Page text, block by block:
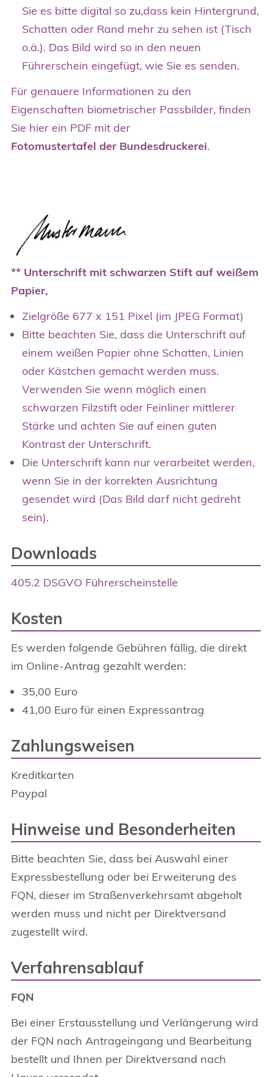
Sie es bitte digital so zu,dass kein Hintergrund,
Schatten oder Rand mehr zu sehen ist (Tisch
o.ä.). Das Bild wird so in den neuen
Führerschein eingefügt, wie Sie es senden.
Für genauere Informationen zu den
Eigenschaften biometrischer Passbilder, finden
Sie hier ein PDF mit der
Fotomustertafel der Bundesdruckerei.
** Unterschrift mit schwarzen Stift auf weißem
Papier,
Zielgröße 677 x 151 Pixel (im JPEG Format)
Bitte beachten Sie, dass die Unterschrift auf
einem weißen Papier ohne Schatten, Linien
oder Kästchen gemacht werden muss.
Verwenden Sie wenn möglich einen
schwarzen Filzstift oder Feinliner mittlerer
Stärke und achten Sie auf einen guten
Kontrast der Unterschrift.
Die Unterschrift kann nur verarbeitet werden,
wenn Sie in der korrekten Ausrichtung
gesendet wird (Das Bild darf nicht gedreht
sein).
Downloads
405.2 DSGVO Führerscheinstelle
Kosten
Es werden folgende Gebühren fällig, die direkt
im Online-Antrag gezahlt werden:
35,00 Euro
41,00 Euro für einen Expressantrag
Zahlungsweisen
Kreditkarten
Paypal
Hinweise und Besonderheiten
Bitte beachten Sie, dass bei Auswahl einer
Expressbestellung oder bei Erweiterung des
FQN, dieser im Straßenverkehrsamt abgeholt
werden muss und nicht per Direktversand
zugestellt wird.
Verfahrensablauf
FQN
Bei einer Erstausstellung und Verlängerung wird
der FQN nach Antrageingang und Bearbeitung
bestellt und Ihnen per Direktversand nach